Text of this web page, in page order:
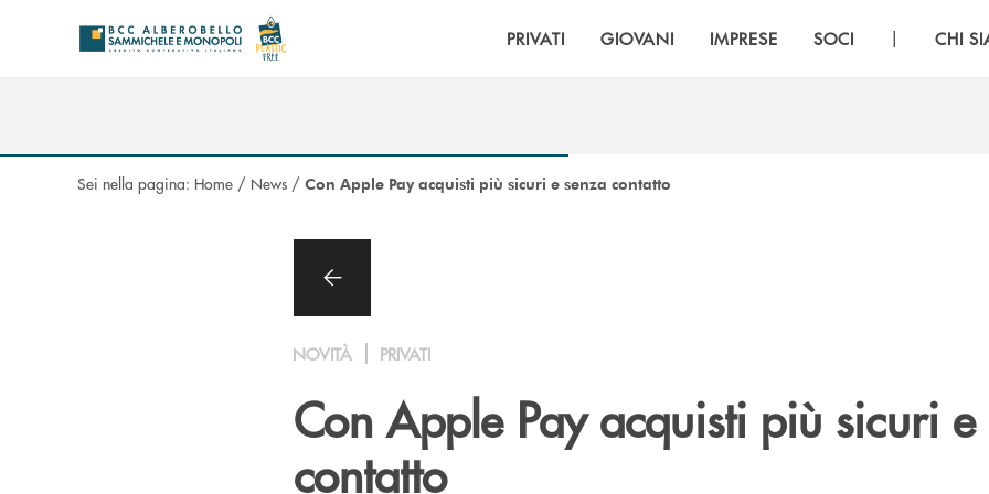
PRIVATI GIOVANI IMPRESE SOCI | CHI
Sei nella pagina: Home / News / Con Apple Pay acquisti più sicuri e senza contatto
NOVITÀ PRIVATI
Con Apple Pay acquisti più sicuri e
contatto